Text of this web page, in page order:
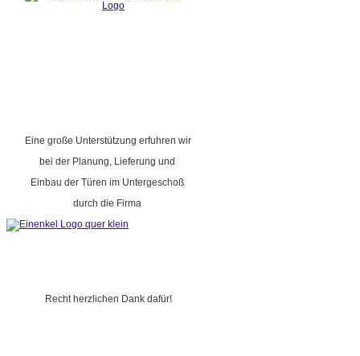
Eine große Unterstützung erfuhren wir
bei der Planung, Lieferung und
Einbau der Türen im Untergeschoß
durch die Firma
Recht herzlichen Dank dafür!